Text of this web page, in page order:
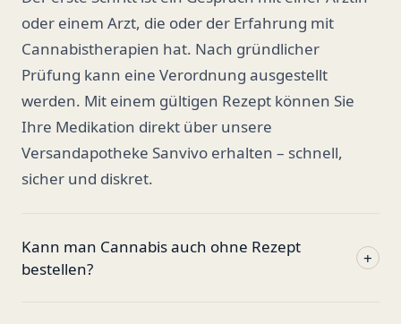
oder einem Arzt, die oder der Erfahrung mit
Cannabistherapien hat. Nach gründlicher
Prüfung kann eine Verordnung ausgestellt
werden. Mit einem gültigen Rezept können Sie
Ihre Medikation direkt über unsere
Versandapotheke Sanvivo erhalten – schnell,
sicher und diskret.
Kann man Cannabis auch ohne Rezept
bestellen?
+